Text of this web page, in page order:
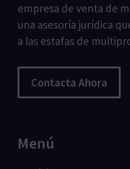
empresa de venta de
una asesoría jurídica
a las estafas de
Contacta Ahora
Menú